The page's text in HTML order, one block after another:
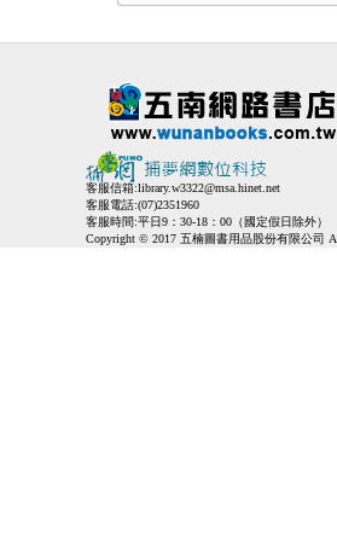
客服信箱:library.w3322@msa.hinet.net
客服電話:(07)2351960
客服時間:平日9：30-18：00（國定假日除外）
Copyright © 2017 五楠圖書用品股份有限公司